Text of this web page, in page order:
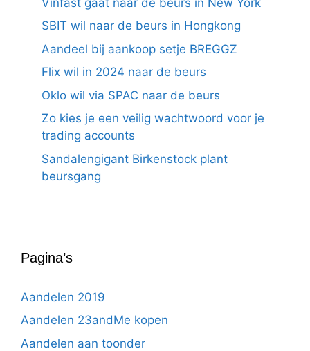
SBIT wil naar de beurs in Hongkong
Aandeel bij aankoop setje BREGGZ
Flix wil in 2024 naar de beurs
Oklo wil via SPAC naar de beurs
Zo kies je een veilig wachtwoord voor je
trading accounts
Sandalengigant Birkenstock plant
beursgang
Pagina’s
Aandelen 2019
Aandelen 23andMe kopen
Aandelen aan toonder